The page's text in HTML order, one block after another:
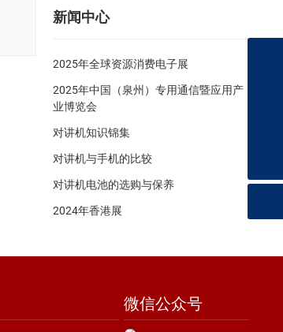
新闻中心
2025年全球资源消费电子展
2025年中国（泉州）专用通信暨应用产
业博览会
对讲机知识锦集
对讲机与手机的比较
对讲机电池的选购与保养
2024年香港展
微信公众号
+8618100521270
hld@hlddjj.com
qzhld@qzhld.com